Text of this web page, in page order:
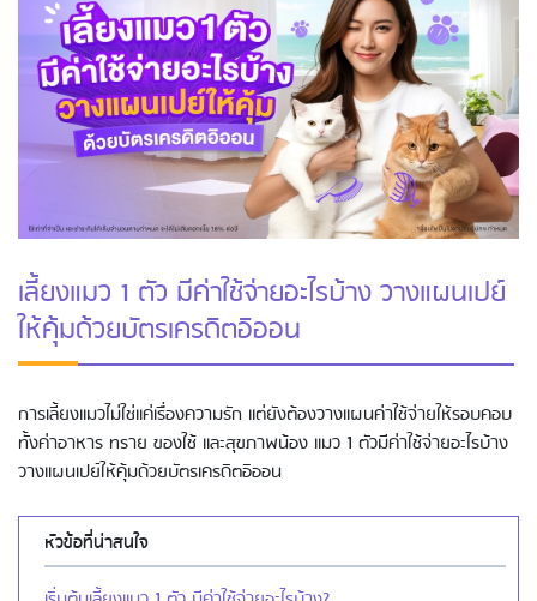
เลี้ยงแมว 1 ตัว มีค่าใช้จ่ายอะไรบ้าง วางแผนเปย์
ให้คุ้มด้วยบัตรเครดิตอิออน
การเลี้ยงแมวไม่ใช่แค่เรื่องความรัก แต่ยังต้องวางแผนค่าใช้จ่ายให้รอบคอบ
ทั้งค่าอาหาร ทราย ของใช้ และสุขภาพน้อง แมว 1 ตัวมีค่าใช้จ่ายอะไรบ้าง
วางแผนเปย์ให้คุ้มด้วยบัตรเครดิตอิออน
หัวข้อที่น่าสนใจ